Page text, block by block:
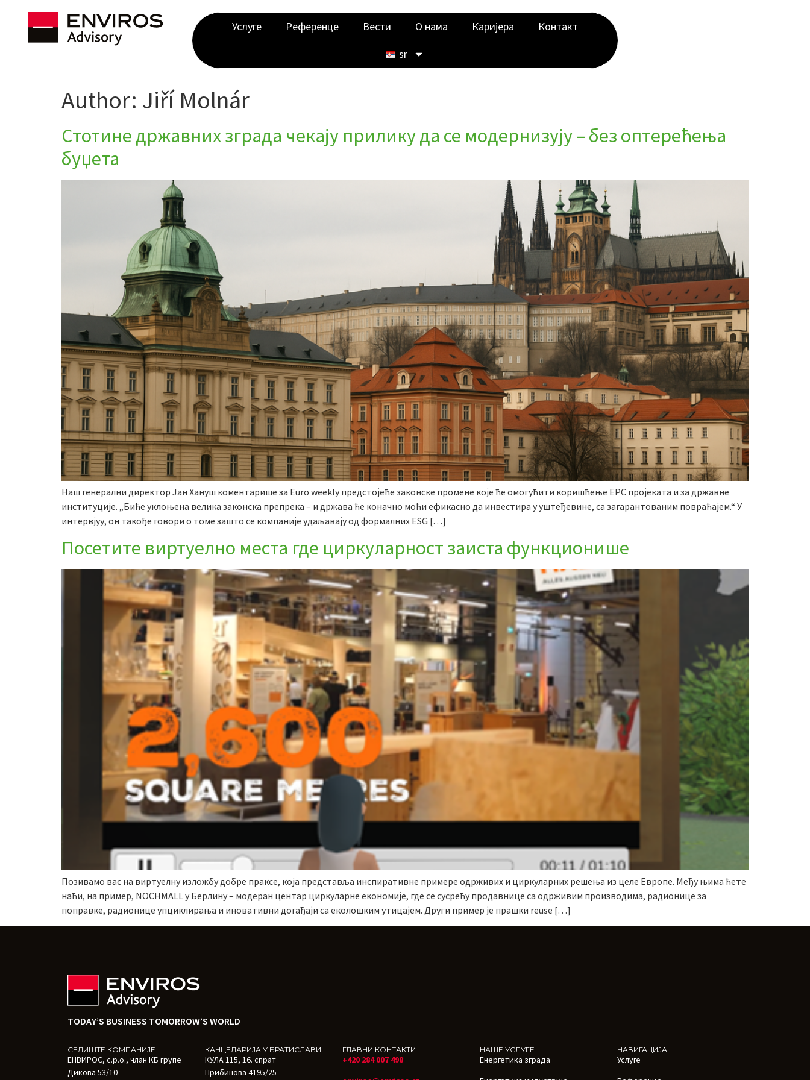
Услуге Референце Вести О нама Каријера
Контакт
sr
Author: Jiří Molnár
Стотине државних зграда чекају прилику да се модернизују – без оптерећења
буџета
Наш генерални директор Јан Хануш коментарише за Euro weekly предстојеће законске промене које ће омогућити коришћење EPC пројеката и за државне
институције. „Биће уклоњена велика законска препрека – и држава ће коначно моћи ефикасно да инвестира у уштеђевине, са загарантованим повраћајем.“ У
интервјуу, он такође говори о томе зашто се компаније удаљавају од формалних ESG […]
Посетите виртуелно места где циркуларност заиста функционише
Позивамо вас на виртуелну изложбу добре праксе, која представља инспиративне примере одрживих и циркуларних решења из целе Европе. Међу њима ћете
наћи, на пример, NOCHMALL у Берлину – модеран центар циркуларне економије, где се сусрећу продавнице са одрживим производима, радионице за
поправке, радионице упциклирања и иновативни догађаји са еколошким утицајем. Други пример је прашки reuse […]
TODAY’S BUSINESS TOMORROW’S WORLD
СЕДИШТЕ КОМПАНИЈЕ
ЕНВИРОС, с.р.о., члан КБ групе
Дикова 53/10
КАНЦЕЛАРИЈА У БРАТИСЛАВИ
КУЛА 115, 16. спрат
Прибинова 4195/25
ГЛАВНИ КОНТАКТИ
+420 284 007 498
НАШЕ УСЛУГЕ
Енергетика зграда
НАВИГАЦИЈА
Услуге